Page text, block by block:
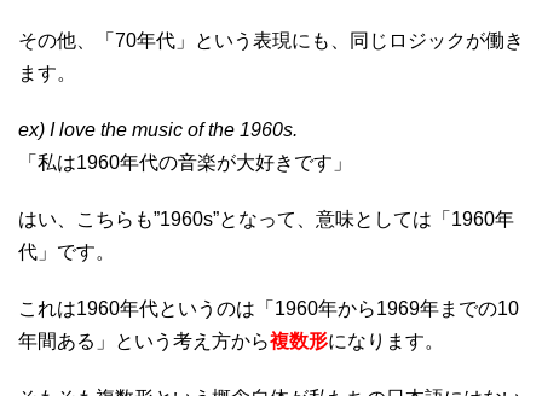
その他、「70年代」という表現にも、同じロジックが働き
ます。
ex) I love the music of the 1960s.
「私は1960年代の音楽が大好きです」
はい、こちらも”1960s”となって、意味としては「1960年
代」です。
これは1960年代というのは「1960年から1969年までの10
年間ある」という考え方から複数形になります。